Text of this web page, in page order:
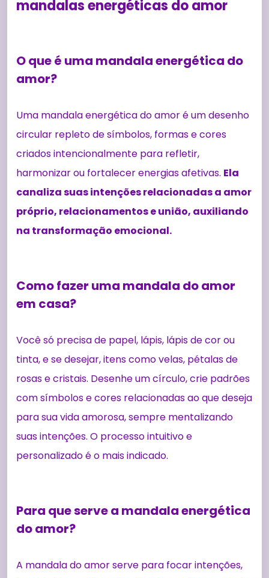
mandalas energéticas do amor
O que é uma mandala energética do
amor?
Uma mandala energética do amor é um desenho
circular repleto de símbolos, formas e cores
criados intencionalmente para refletir,
harmonizar ou fortalecer energias afetivas. Ela
canaliza suas intenções relacionadas a amor
próprio, relacionamentos e união, auxiliando
na transformação emocional.
Como fazer uma mandala do amor
em casa?
Você só precisa de papel, lápis, lápis de cor ou
tinta, e se desejar, itens como velas, pétalas de
rosas e cristais. Desenhe um círculo, crie padrões
com símbolos e cores relacionadas ao que deseja
para sua vida amorosa, sempre mentalizando
suas intenções. O processo intuitivo e
personalizado é o mais indicado.
Para que serve a mandala energética
do amor?
A mandala do amor serve para focar intenções,